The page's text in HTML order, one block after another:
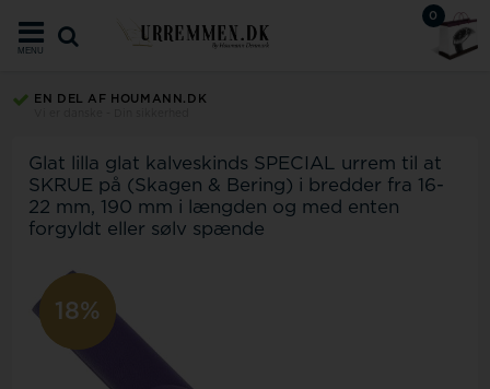
0
MENU
EN DEL AF HOUMANN.DK
Glat lilla glat kalveskinds SPECIAL urrem til at
SKRUE på (Skagen & Bering) i bredder fra 16-
22 mm, 190 mm i længden og med enten
forgyldt eller sølv spænde
-11%
18%